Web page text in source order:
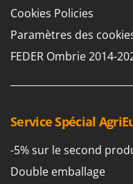
Cookies Policies
Paramètres des
FEDER Ombrie 2014-
Service Spécial
-5% sur le second
Double emballage